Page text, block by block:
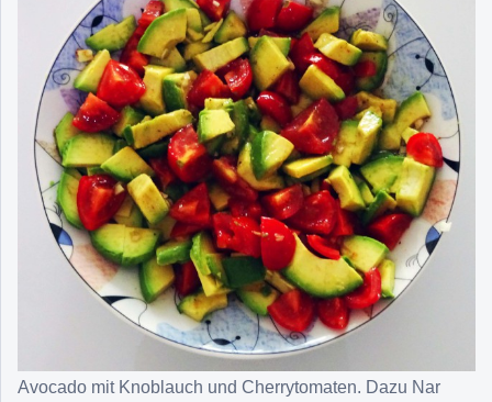
Avocado mit Knoblauch und Cherrytomaten. Dazu Nar